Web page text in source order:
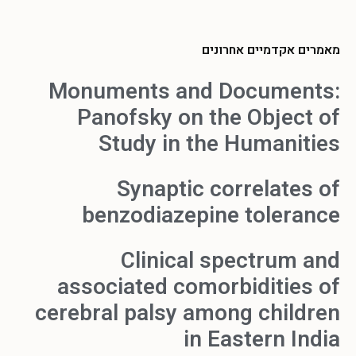
מאמרים אקדמיים אחרונים
Monuments and Documents:
Panofsky on the Object of
Study in the Humanities
Synaptic correlates of
benzodiazepine tolerance
Clinical spectrum and
associated comorbidities of
cerebral palsy among children
in Eastern India